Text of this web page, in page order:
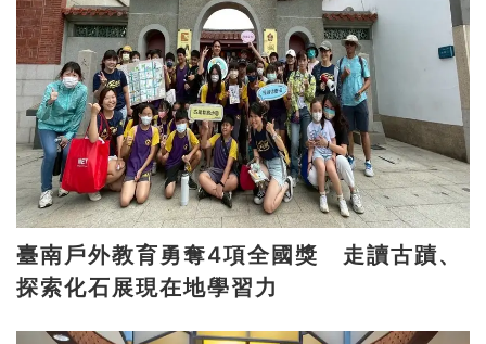
臺南戶外教育勇奪4項全國獎 走讀古蹟、
探索化石展現在地學習力